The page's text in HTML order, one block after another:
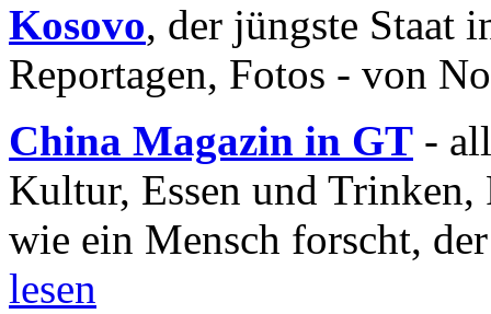
Kosovo, der jüngste Staat
Reportagen, Fotos - von
China Magazin in GT -
Kultur, Essen und
wie ein Mensch forscht,
lesen